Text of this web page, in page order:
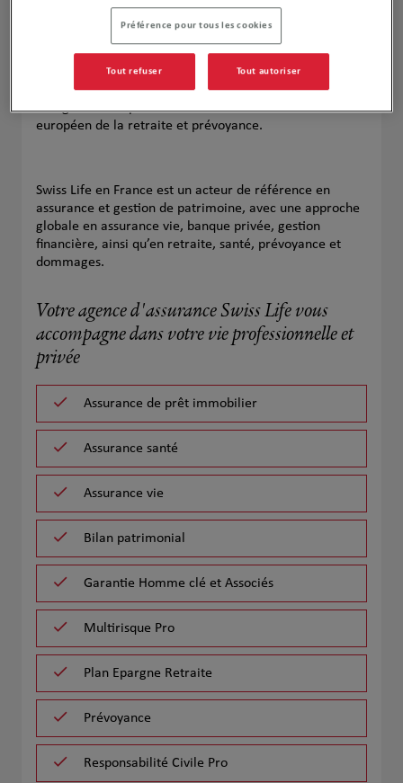
Présent en France depuis 1898, Swiss Life est un groupe
d’origine suisse parmi les leaders sur le marché
européen de la retraite et prévoyance.
Swiss Life en France est un acteur de référence en
assurance et gestion de patrimoine, avec une approche
globale en assurance vie, banque privée, gestion
financière, ainsi qu’en retraite, santé, prévoyance et
dommages.
Votre agence d'assurance Swiss Life vous
accompagne dans votre vie professionnelle et
privée
Assurance de prêt immobilier
Assurance santé
Assurance vie
Bilan patrimonial
Garantie Homme clé et Associés
Multirisque Pro
Plan Epargne Retraite
Prévoyance
Responsabilité Civile Pro
Préférence pour tous les cookies
Tout refuser Tout autoriser